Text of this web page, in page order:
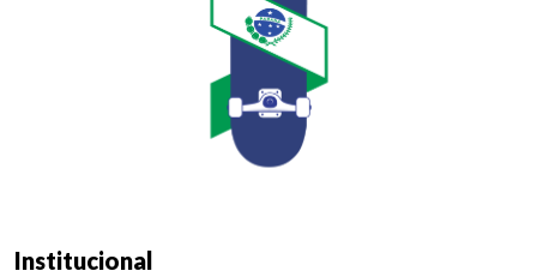
Institucional